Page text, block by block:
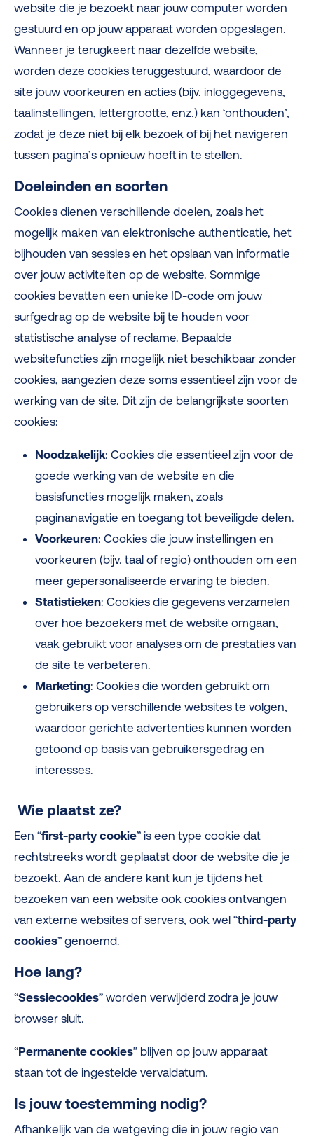
website die je bezoekt naar jouw computer worden
gestuurd en op jouw apparaat worden opgeslagen.
Wanneer je terugkeert naar dezelfde website,
worden deze cookies teruggestuurd, waardoor de
site jouw voorkeuren en acties (bijv. inloggegevens,
taalinstellingen, lettergrootte, enz.) kan ‘onthouden’,
zodat je deze niet bij elk bezoek of bij het navigeren
tussen pagina’s opnieuw hoeft in te stellen.
Doeleinden en soorten
Cookies dienen verschillende doelen, zoals het
mogelijk maken van elektronische authenticatie, het
bijhouden van sessies en het opslaan van informatie
over jouw activiteiten op de website. Sommige
cookies bevatten een unieke ID-code om jouw
surfgedrag op de website bij te houden voor
statistische analyse of reclame. Bepaalde
websitefuncties zijn mogelijk niet beschikbaar zonder
cookies, aangezien deze soms essentieel zijn voor de
werking van de site. Dit zijn de belangrijkste soorten
cookies:
Noodzakelijk: Cookies die essentieel zijn voor de
goede werking van de website en die
basisfuncties mogelijk maken, zoals
paginanavigatie en toegang tot beveiligde delen.
Voorkeuren: Cookies die jouw instellingen en
voorkeuren (bijv. taal of regio) onthouden om een
meer gepersonaliseerde ervaring te bieden.
Statistieken: Cookies die gegevens verzamelen
over hoe bezoekers met de website omgaan,
vaak gebruikt voor analyses om de prestaties van
de site te verbeteren.
Marketing: Cookies die worden gebruikt om
gebruikers op verschillende websites te volgen,
waardoor gerichte advertenties kunnen worden
getoond op basis van gebruikersgedrag en
interesses.
Wie plaatst ze?
Een “first-party cookie” is een type cookie dat
rechtstreeks wordt geplaatst door de website die je
bezoekt. Aan de andere kant kun je tijdens het
bezoeken van een website ook cookies ontvangen
van externe websites of servers, ook wel “third-party
cookies” genoemd.
Hoe lang?
“Sessiecookies” worden verwijderd zodra je jouw
browser sluit.
“Permanente cookies” blijven op jouw apparaat
staan tot de ingestelde vervaldatum.
Is jouw toestemming nodig?
Afhankelijk van de wetgeving die in jouw regio van